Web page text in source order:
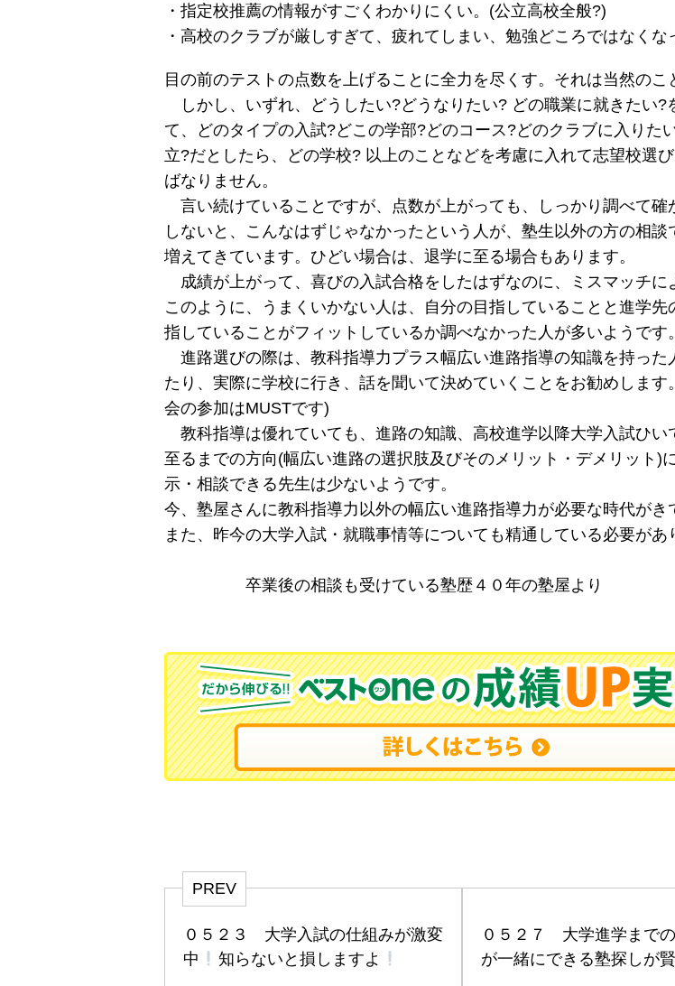
・指定校推薦の情報がすごくわかりにくい。(公立高校全般?)
・高校のクラブが厳しすぎて、疲れてしまい、勉強どころではなくな
目の前のテストの点数を上げることに全力を尽くす。それは当然のこ
しかし、いずれ、どうしたい?どうなりたい? どの職業に就きたい?
て、どのタイプの入試?どこの学部?どのコース?どのクラブに入りた
立?だとしたら、どの学校? 以上のことなどを考慮に入れて志望校選
ばなりません。
言い続けていることですが、点数が上がっても、しっかり調べて確
しないと、こんなはずじゃなかったという人が、塾生以外の方の相談
増えてきています。ひどい場合は、退学に至る場合もあります。
成績が上がって、喜びの入試合格をしたはずなのに、ミスマッチに
このように、うまくいかない人は、自分の目指していることと進学先
指していることがフィットしているか調べなかった人が多いようです。
進路選びの際は、教科指導力プラス幅広い進路指導の知識を持った
たり、実際に学校に行き、話を聞いて決めていくことをお勧めします
会の参加はMUSTです)
教科指導は優れていても、進路の知識、高校進学以降大学入試ひい
至るまでの方向(幅広い進路の選択肢及びそのメリット・デメリット)
示・相談できる先生は少ないようです。
今、塾屋さんに教科指導力以外の幅広い進路指導力が必要な時代がき
また、昨今の大学入試・就職事情等についても精通している必要が
卒業後の相談も受けている塾歴４０年の塾屋より
PREV
０５２３ 大学入試の仕組みが激変
中
知らないと損しますよ
０５２７ 大学進学まで
が一緒にできる塾探しが